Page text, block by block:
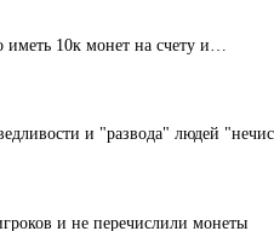
10к монет на счету и…
и "развода" людей
и не перечислили монеты